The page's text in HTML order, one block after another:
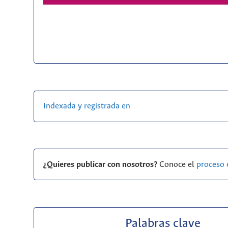
Indexada y registrada en
¿Quieres publicar con nosotros?Conoce el
Palabras clave